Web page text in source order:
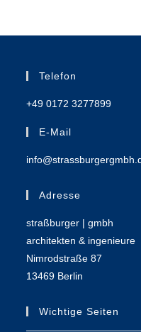
Telefon
+49 0172 3277899
E-Mail
Adresse
straßburger | gmbh
architekten & ingenieure
Nimrodstraße 87
13469 Berlin
Wichtige Seiten